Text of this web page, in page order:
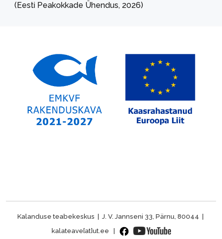
(Eesti Peakokkade Ühendus, 2026)
Kalanduse teabekeskus | J. V. Jannseni 33, Pärnu, 80044 |
kalateave[at]ut.ee |